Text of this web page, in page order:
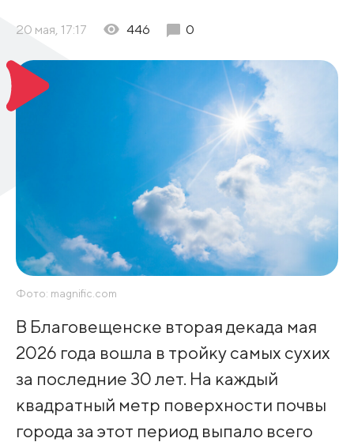
20 мая, 17:17 446 0
Фото: magnific.com
В Благовещенске вторая декада мая
2026 года вошла в тройку самых сухих
за последние 30 лет. На каждый
квадратный метр поверхности почвы
города за этот период выпало всего